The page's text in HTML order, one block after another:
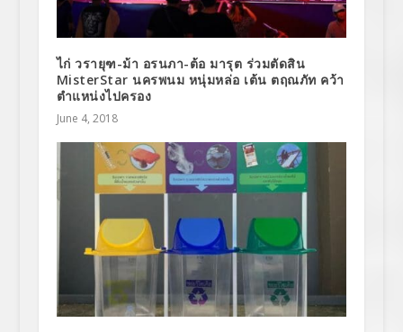
ไก่ วรายุฑ-ม้า อรนภา-ต้อ มารุต ร่วมตัดสิน
MisterStar นครพนม หนุ่มหล่อ เต้น ตฤณภัท คว้า
ตำแหน่งไปครอง
June 4, 2018